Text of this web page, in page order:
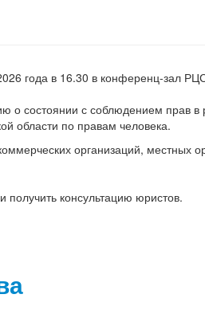
года в 16.30 в конференц-зал
о состоянии с соблюдением прав в
области по правам человека.
организаций, местных
получить консультацию юристов.